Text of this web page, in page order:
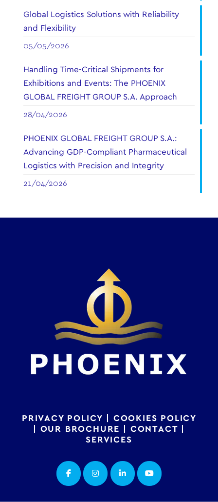
Global Logistics Solutions with Reliability
and Flexibility
05/05/2026
Handling Time-Critical Shipments for
Exhibitions and Events: The PHOENIX
GLOBAL FREIGHT GROUP S.A. Approach
28/04/2026
PHOENIX GLOBAL FREIGHT GROUP S.A.:
Advancing GDP-Compliant Pharmaceutical
Logistics with Precision and Integrity
21/04/2026
PRIVACY POLICY
COOKIES POLICY
OUR BROCHURE CONTACT
SERVICES